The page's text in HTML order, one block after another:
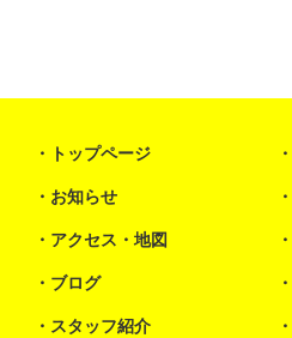
トップページ
お知らせ
アクセス・地図
ブログ
スタッフ紹介